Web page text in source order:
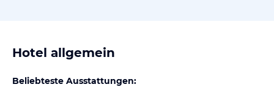
Hotel allgemein
Beliebteste Ausstattungen: